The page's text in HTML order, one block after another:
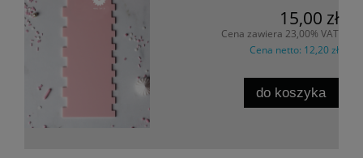
15,00 zł
Cena zawiera 23,00% VAT
Cena netto: 12,20 zł
do koszyka